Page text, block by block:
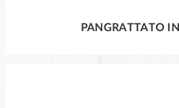
PANGRATTATO